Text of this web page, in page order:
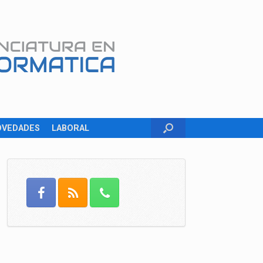
LABORAL